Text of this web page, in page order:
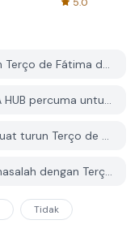
Bagaimana saya boleh memuat turun Terço de Fátima dari PGYER IPA HUB?
Adakah Terço de Fátima di PGYER IPA HUB percuma untuk dimuat turun?
Adakah saya perlu akaun untuk memuat turun Terço de Fátima dari PGYER IPA HUB?
Bagaimana saya boleh melaporkan masalah dengan Terço de Fátima di PGYER IPA HUB?
Tidak